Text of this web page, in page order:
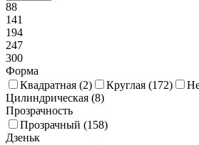
88
141
194
247
300
Форма
Квадратная (2) Круглая (172)
Цилиндрическая (8)
Прозрачность
Прозрачный (158)
Дзеньк